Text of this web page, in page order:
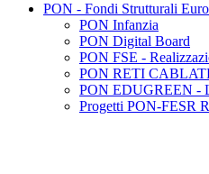
PON - Fondi Strutturali
PON Infanzia
PON Digital Board
PON FSE -
PON RETI
PON EDUGREEN -
Progetti PON-FESR